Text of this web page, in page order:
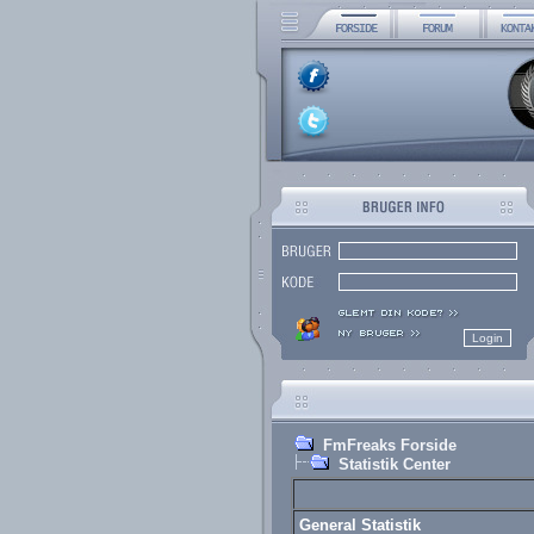
FmFreaks Forside
Statistik Center
General Statistik